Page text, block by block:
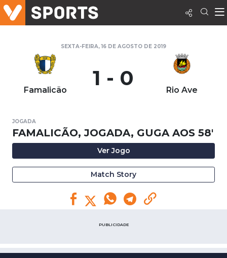
SEXTA-FEIRA, 16 DE AGOSTO DE 2019
Famalicão 1 - 0 Rio Ave
JOGADA
FAMALICÃO, JOGADA, GUGA AOS 58'
Ver Jogo
Match Story
PUBLICIDADE